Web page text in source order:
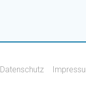
Datenschutz